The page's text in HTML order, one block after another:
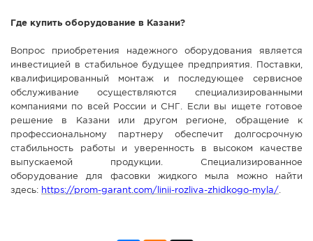
Где купить оборудование в Казани?
Вопрос приобретения надежного оборудования является
инвестицией в стабильное будущее предприятия. Поставки,
квалифицированный монтаж и последующее сервисное
обслуживание осуществляются специализированными
компаниями по всей России и СНГ. Если вы ищете готовое
решение в Казани или другом регионе, обращение к
профессиональному партнеру обеспечит долгосрочную
стабильность работы и уверенность в высоком качестве
выпускаемой продукции. Специализированное
оборудование для фасовки жидкого мыла можно найти
здесь: https://prom-garant.com/linii-rozliva-zhidkogo-myla/